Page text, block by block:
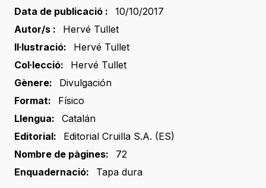
Data de publicació :
10/10/2017
Autor/s :
Hervé Tullet
Il·lustració:
Hervé Tullet
Col·lecció:
Hervé Tullet
Gènere:
Divulgación
Format:
Físico
Llengua:
Catalán
Editorial:
Editorial Cruilla S.A. (ES)
Nombre de pàgines:
72
Enquadernació:
Tapa dura